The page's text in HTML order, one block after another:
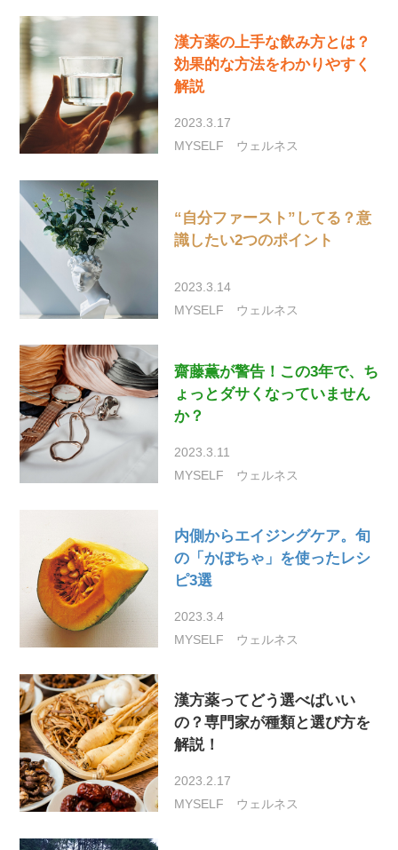
漢方薬の上手な飲み方とは？
効果的な方法をわかりやすく
解説
2023.3.17
MYSELF
ウェルネス
“自分ファースト”してる？意
識したい2つのポイント
2023.3.14
MYSELF
ウェルネス
齋藤薫が警告！この3年で、ち
ょっとダサくなっていません
か？
2023.3.11
MYSELF
ウェルネス
内側からエイジングケア。旬
の「かぼちゃ」を使ったレシ
ピ3選
2023.3.4
MYSELF
ウェルネス
漢方薬ってどう選べばいい
の？専門家が種類と選び方を
解説！
2023.2.17
MYSELF
ウェルネス